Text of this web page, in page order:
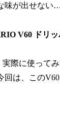
味が出せない…
V60 ドリッ
際に使って
は、この